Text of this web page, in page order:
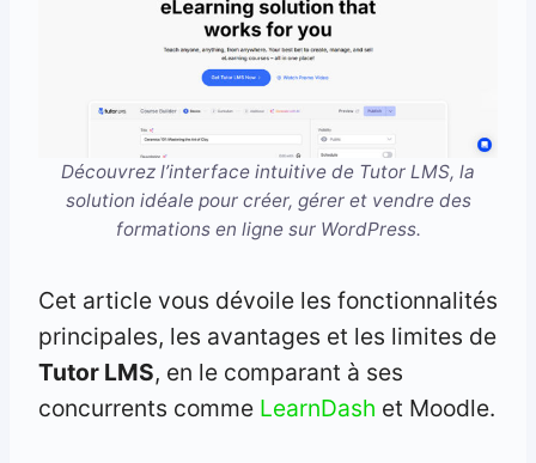
Découvrez l’interface intuitive de Tutor LMS, la
solution idéale pour créer, gérer et vendre des
formations en ligne sur WordPress.
Cet article vous dévoile les fonctionnalités
principales, les avantages et les limites de
Tutor LMS, en le comparant à ses
concurrents comme LearnDash et Moodle.